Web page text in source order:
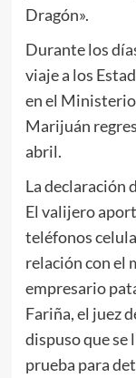
Dragón».
Durante los
viaje a los
en el
Marijuán
abril.
La declaración
El valijero
teléfonos
relación con el
empresario
Fariña, el juez
dispuso que se
prueba para